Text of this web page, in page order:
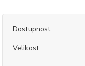
Dostupnost
Velikost